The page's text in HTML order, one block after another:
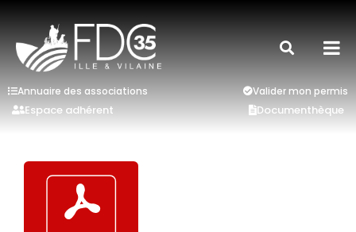
Annuaire des associations Valider mon permis
Espace adhérent Documenthèque